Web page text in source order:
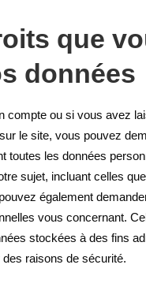
que
données
compte ou si vous avez
le site, vous pouvez
toutes les données
sujet, incluant celles
également
vous concernant.
stockées à des fins
des raisons de sécurité.